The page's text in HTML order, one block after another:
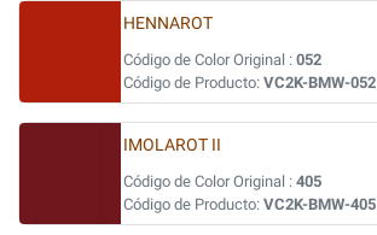
HENNAROT
Código de Color Original : 052
Código de Producto: VC2K-BMW-052
IMOLAROT II
Código de Color Original : 405
Código de Producto: VC2K-BMW-405